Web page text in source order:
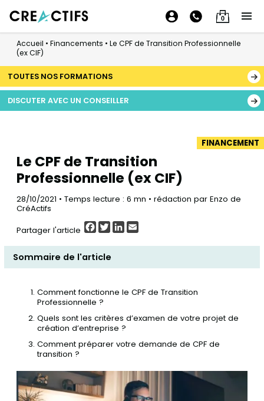
0
Accueil • Financements • Le CPF de Transition Professionnelle
(ex CIF)
TOUTES NOS FORMATIONS
DISCUTER AVEC UN CONSEILLER
Le CPF de Transition
Professionnelle (ex CIF)
FINANCEMENT
28/10/2021 • Temps lecture : 6 mn • rédaction par Enzo de
CréActifs
Partager l'article
Facebook
TwitterLinkedIn
Sommaire de l'article
Comment fonctionne le CPF de Transition
Professionnelle ?
Quels sont les critères d’examen de votre projet de
création d’entreprise ?
Comment préparer votre demande de CPF de
transition ?